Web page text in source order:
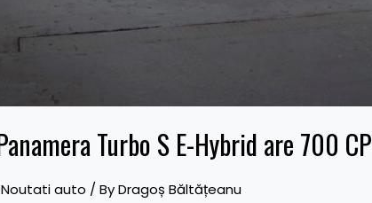
Turbo S E-Hybrid are 700 CP
Noutati auto / ByDragoș Băltățeanu